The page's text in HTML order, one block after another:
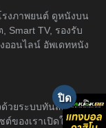
รงภาพยนต์ ดูหนังบน
Smart TV, รองรับ
ออนไลน์ อัพเดทหนัง
วยระบบทันสมัย
ของเราเปิดให้